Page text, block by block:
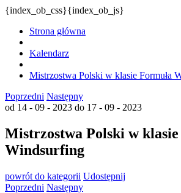
{index_ob_css}{index_ob_js}
Strona główna
Kalendarz
Mistrzostwa Polski w klasie Formuła
Poprzedni Następny
od 14 - 09 - 2023 do 17 - 09 - 2023
Mistrzostwa Polski w klasie
Windsurfing
powrót do kategorii Udostępnij
Poprzedni Następny